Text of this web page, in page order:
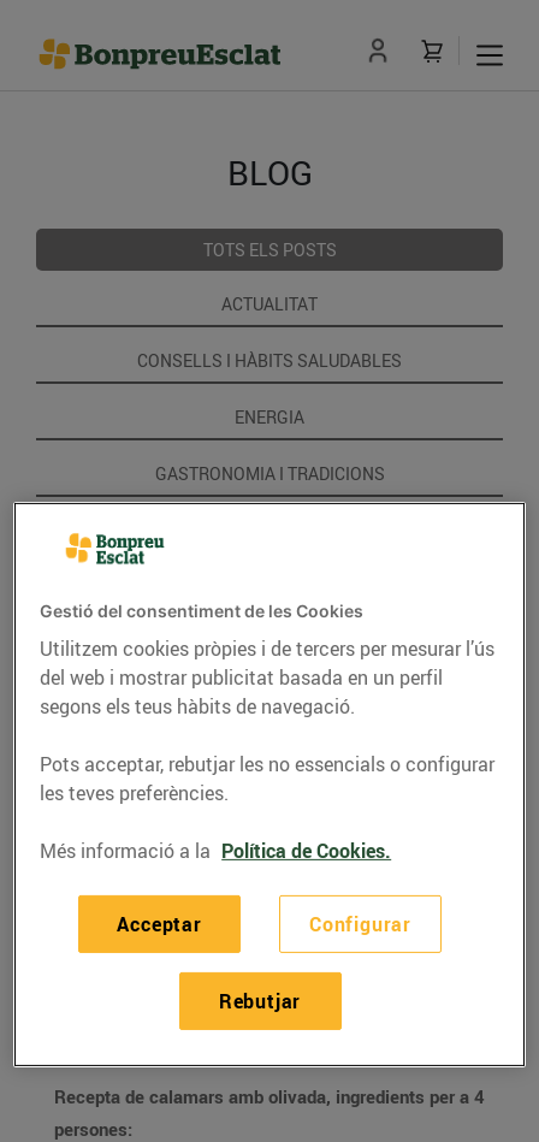
BLOG
TOTS ELS POSTS
ACTUALITAT
CONSELLS I HÀBITS SALUDABLES
ENERGIA
GASTRONOMIA I TRADICIONS
Recepta de calamars
amb olivada
Recepta de calamars amb olivada, ingredients per a 4
persones:
Gestió del consentiment de les Cookies
Utilitzem cookies pròpies i de tercers per mesurar l’ús
del web i mostrar publicitat basada en un perfil
segons els teus hàbits de navegació.
Pots acceptar, rebutjar les no essencials o configurar
les teves preferències.
Més informació a la Política de Cookies.
Configurar
Rebutjar
Acceptar